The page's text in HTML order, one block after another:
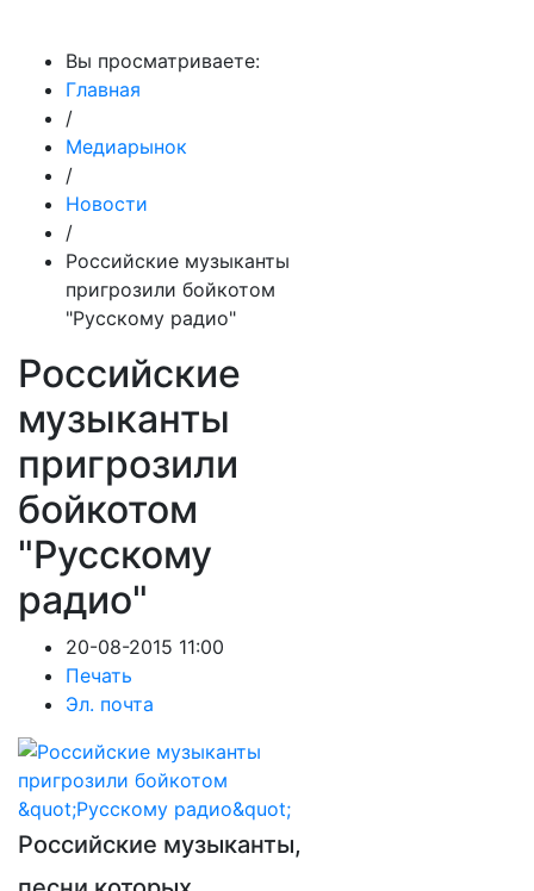
Вы просматриваете:
Главная
/
Медиарынок
/
Новости
/
Российские музыканты
пригрозили бойкотом
"Русскому радио"
Российские
музыканты
пригрозили
бойкотом
"Русскому
радио"
20-08-2015 11:00
Печать
Эл. почта
Российские музыканты,